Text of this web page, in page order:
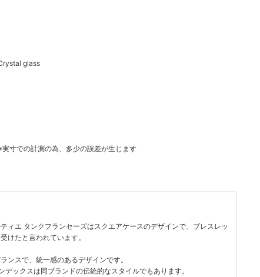
glass
寸での計測の為、多少の誤差が生じます
ィエ タンクフランセーズはスクエアケースのデザインで、ブレスレッ
けたと言われています。
ンスで、統一感のあるデザインです。
ックスは同ブランドの伝統的なスタイルでもあります。